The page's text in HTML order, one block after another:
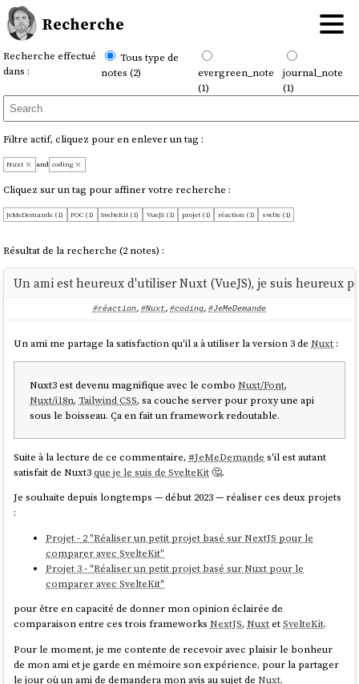
Recherche
Recherche effectué
dans :
Tous type de
notes (2)
evergreen_note
(1)
journal_note
(1)
Filtre actif, cliquez pour en enlever un tag :
Nuxt and coding
Cliquez sur un tag pour affiner votre recherche :
JeMeDemande (1) POC (1) SvelteKit (1) VueJS (1) projet (1) réaction (1) svelte (1)
Résultat de la recherche (2 notes) :
Un ami est heureux d'utiliser Nuxt (VueJS), je suis heureux
#réaction, #Nuxt, #coding, #JeMeDemande
Un ami me partage la satisfaction qu'il a à utiliser la version 3 deNuxt :
Nuxt3 est devenu magnifique avec le comboNuxt/Font,
Nuxt/i18n,Tailwind CSS, sa couche server pour proxy une api
sous le boisseau. Ça en fait un framework redoutable.
Suite à la lecture de ce commentaire, #JeMeDemande s'il est autant
satisfait de Nuxt3que je le suis de SvelteKit🤔.
Je souhaite depuis longtemps — début 2023 — réaliser ces deux projets
:
Projet - 2 "Réaliser un petit projet basé sur NextJS pour le
comparer avec SvelteKit"
Projet 3 - "Réaliser un petit projet basé sur Nuxt pour le
comparer avec SvelteKit"
pour être en capacité de donner mon opinion éclairée de
comparaison entre ces trois frameworksNextJS,NuxtetSvelteKit.
Pour le moment, je me contente de recevoir avec plaisir le bonheur
de mon ami et je garde en mémoire son expérience, pour la partager
le jour où un ami de demandera mon avis au sujet deNuxt.